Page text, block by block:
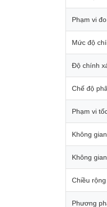
Phạm vi
Mức độ
Độ chính
Chế độ
Phạm vi
Không
Không
Chiều
Phương